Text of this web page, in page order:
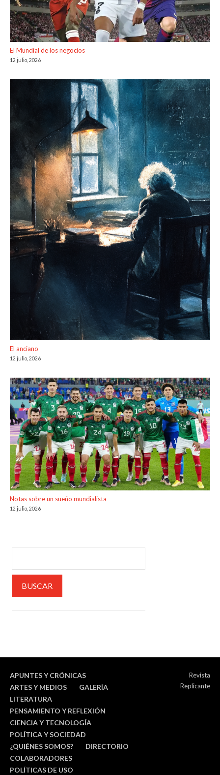
El Mundial de los negocios
12 julio, 2026
El anciano
12 julio, 2026
Notas sobre un sueño mundialista
12 julio, 2026
APUNTES Y CRÓNICAS
ARTES Y MEDIOS
GALERÍA
LITERATURA
PENSAMIENTO Y REFLEXIÓN
CIENCIA Y TECNOLOGÍA
POLÍTICA Y SOCIEDAD
¿QUIÉNES SOMOS?
DIRECTORIO
COLABORADORES
POLÍTICAS DE USO
Revista
Replicante